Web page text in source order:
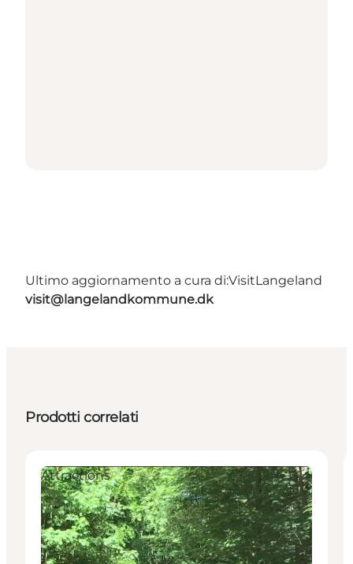
Ultimo aggiornamento a cura di:VisitLangeland
visit@langelandkommune.dk
Prodotti correlati
Attractions